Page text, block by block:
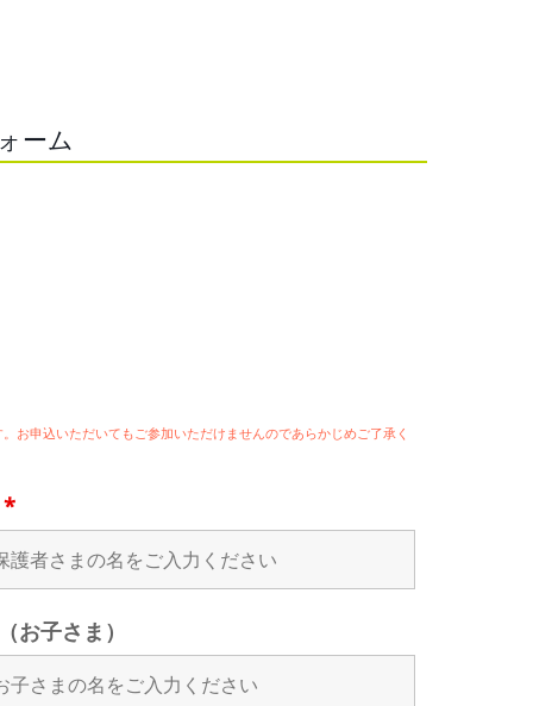
ーム
お申込いただいてもご参加いただけませんのであらかじめご了承く
*
お子さま）